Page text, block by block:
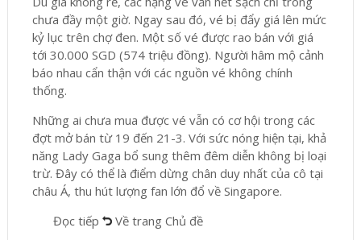
chưa đầy một giờ. Ngay sau đó, vé bị đẩy giá lên mức
kỷ lục trên chợ đen. Một số vé được rao bán với giá
tới 30.000 SGD (574 triệu đồng). Người hâm mộ cảnh
báo nhau cẩn thận với các nguồn vé không chính
thống.
Những ai chưa mua được vé vẫn có cơ hội trong các
đợt mở bán từ 19 đến 21-3. Với sức nóng hiện tại, khả
năng Lady Gaga bổ sung thêm đêm diễn không bị loại
trừ. Đây có thể là điểm dừng chân duy nhất của cô tại
châu Á, thu hút lượng fan lớn đổ về Singapore.
Đọc tiếp
Về trang Chủ đề